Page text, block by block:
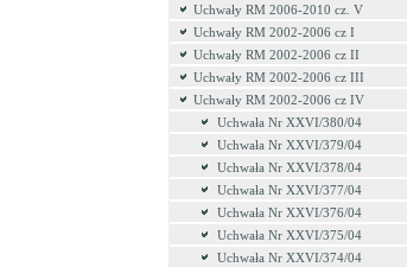
Uchwały RM 2006-2010 cz. V
Uchwały RM 2002-2006 cz I
Uchwały RM 2002-2006 cz II
Uchwały RM 2002-2006 cz III
Uchwały RM 2002-2006 cz IV
Uchwała Nr XXVI/380/04
Uchwała Nr XXVI/379/04
Uchwała Nr XXVI/378/04
Uchwała Nr XXVI/377/04
Uchwała Nr XXVI/376/04
Uchwała Nr XXVI/375/04
Uchwała Nr XXVI/374/04